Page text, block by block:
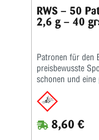
RWS – 50
2,6 g – 40
Patronen für den
preisbewusste
schonen und eine
Leistung bieten
hohen
Konkurrenzlose
Regelmäßige,
Geschwindigkeit
8,60 €